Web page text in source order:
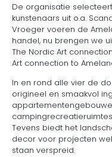
De organisatie
kunstenaars uit o.a.
Vroeger voeren de
handel, nu brengen we
The Nordic Art
Art connection to
In en rond alle vier de
origineel en smaakvol
Tevens biedt het
decor voor projecten
staan verspreid.